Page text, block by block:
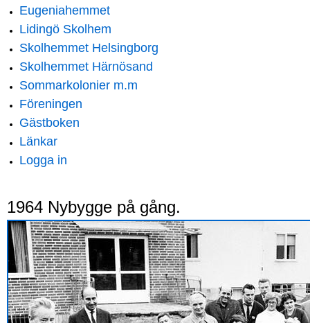
Eugeniahemmet
Lidingö Skolhem
Skolhemmet Helsingborg
Skolhemmet Härnösand
Sommarkolonier m.m
Föreningen
Gästboken
Länkar
Logga in
1964 Nybygge på gång.